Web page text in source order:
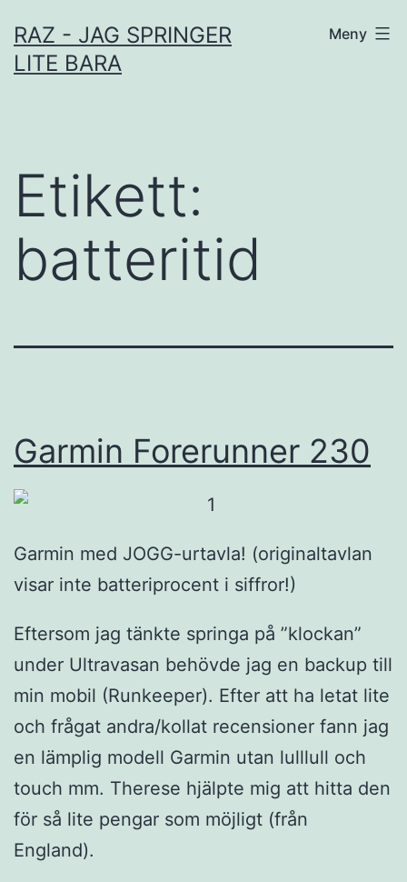
till
innehåll
RAZ - JAG SPRINGER
LITE BARA
Meny
Etikett:
batteritid
Garmin Forerunner 230
Garmin med JOGG-urtavla! (originaltavlan
visar inte batteriprocent i siffror!)
Eftersom jag tänkte springa på ”klockan”
under Ultravasan behövde jag en backup till
min mobil (Runkeeper). Efter att ha letat lite
och frågat andra/kollat recensioner fann jag
en lämplig modell Garmin utan lulllull och
touch mm. Therese hjälpte mig att hitta den
för så lite pengar som möjligt (från
England).